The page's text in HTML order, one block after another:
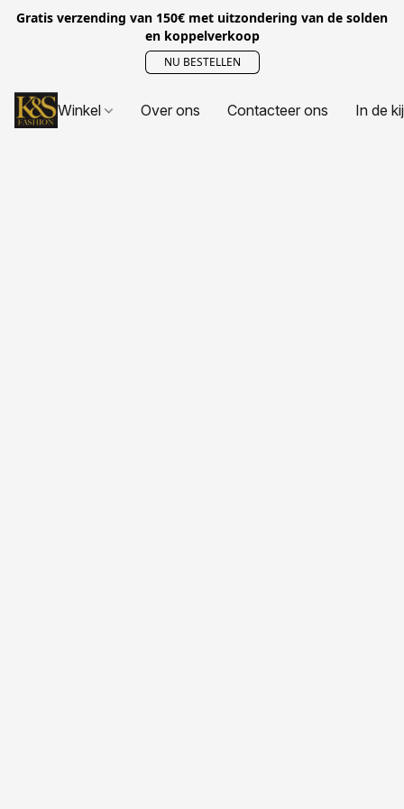
Gratis verzending van 150€ met uitzondering van de solden
en koppelverkoop
NU BESTELLEN
Winkel Over ons Contacteer ons In de